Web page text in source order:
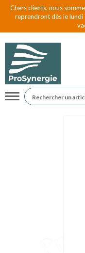
Chers clients, nous
reprendront dès le lundi
Navigation